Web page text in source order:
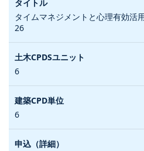
タイムマネジメントと心理有効活
26
6
6